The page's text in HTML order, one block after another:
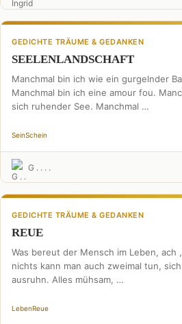
GEDICHTE TRÄUME & GEDANKEN
SEELENLANDSCHAFT
Manchmal bin ich wie ein gurgelnder
Manchmal bin ich eine amour fou.
sich ruhender See. Manchmal …
SeinSchein
G . . . .
GEDICHTE TRÄUME & GEDANKEN
REUE
Was bereut der Mensch im Leben, ach
nichts kann man auch zweimal tun,
ausruhn. Alles mühsam, …
LebenReue